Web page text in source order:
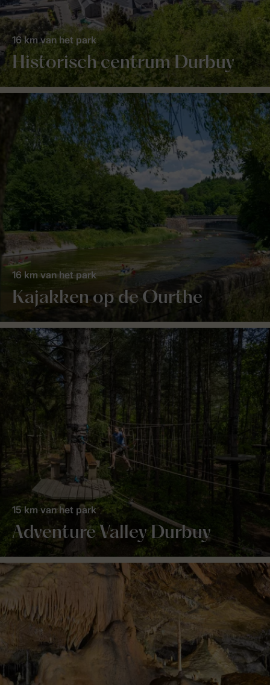
Historisch centrum Durbuy
16 km van het park
Kajakken op de Ourthe
16 km van het park
Adventure Valley Durbuy
15 km van het park